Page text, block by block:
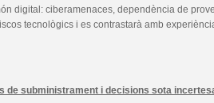
digital: ciberamenaces, dependència de
tecnològics i es contrastarà amb
de subministrament i decisions sota